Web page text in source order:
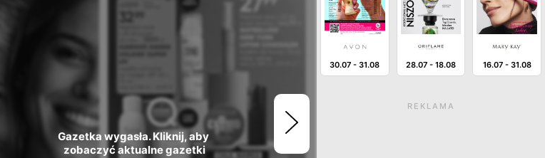
Gazetka wygasła. Kliknij, aby
zobaczyć aktualne gazetki
30.07 -31.08 28.07- 18.08 16.07- 31.08
REKLAMA